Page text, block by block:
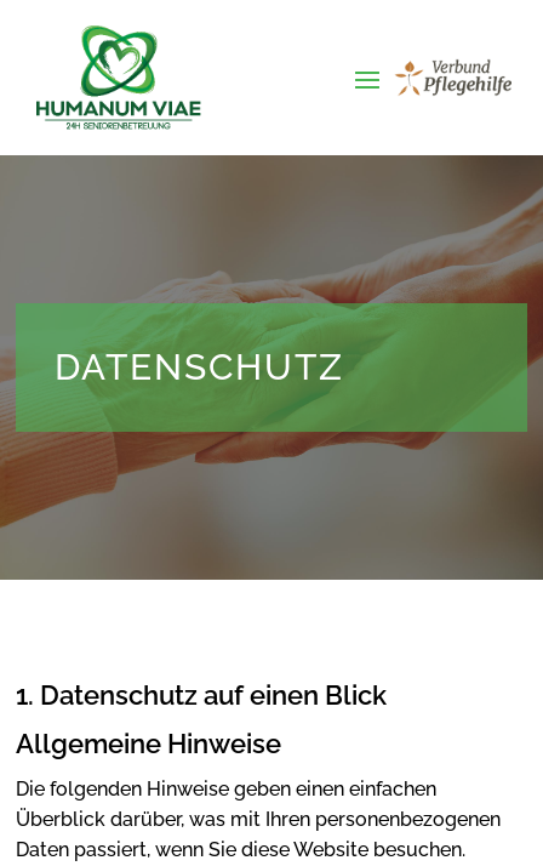
DATENSCHUTZ
1. Datenschutz auf einen Blick
Allgemeine Hinweise
Die folgenden Hinweise geben einen einfachen
Überblick darüber, was mit Ihren personenbezogenen
Daten passiert, wenn Sie diese Website besuchen.